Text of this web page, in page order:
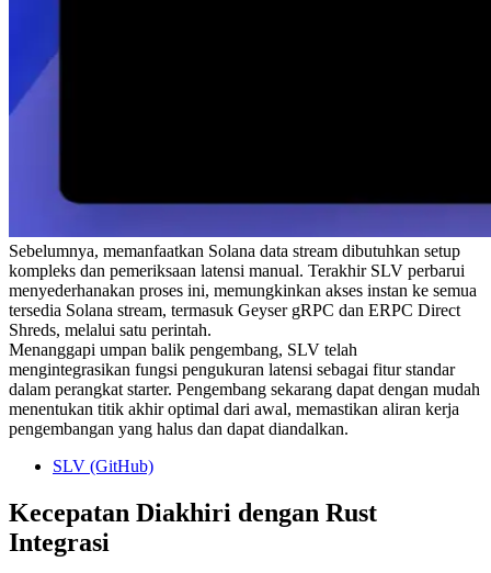
Sebelumnya, memanfaatkan Solana data stream dibutuhkan setup
kompleks dan pemeriksaan latensi manual. Terakhir SLV perbarui
menyederhanakan proses ini, memungkinkan akses instan ke semua
tersedia Solana stream, termasuk Geyser gRPC dan ERPC Direct
Shreds, melalui satu perintah.
Menanggapi umpan balik pengembang, SLV telah
mengintegrasikan fungsi pengukuran latensi sebagai fitur standar
dalam perangkat starter. Pengembang sekarang dapat dengan mudah
menentukan titik akhir optimal dari awal, memastikan aliran kerja
pengembangan yang halus dan dapat diandalkan.
SLV (GitHub)
Kecepatan Diakhiri dengan Rust
Integrasi